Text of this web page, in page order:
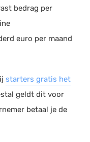
bedrag per
euro per maand
starters gratis het
geldt dit voor
betaal je de